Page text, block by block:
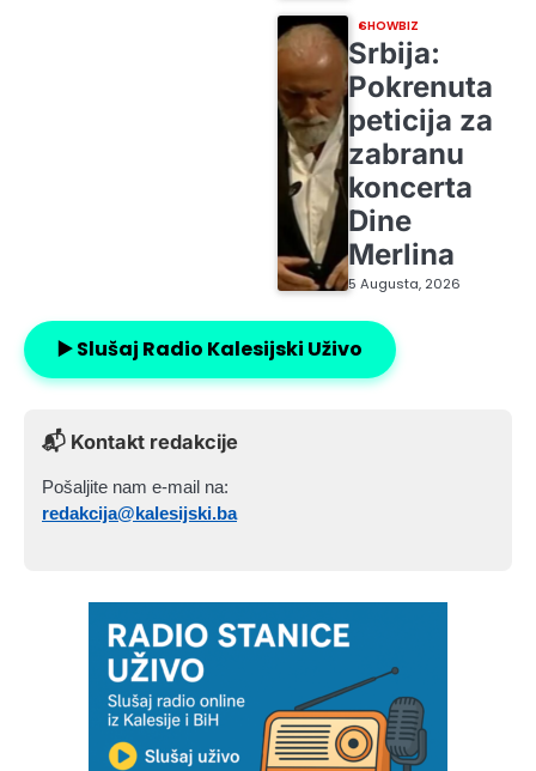
SHOWBIZ
Srbija:
Pokrenuta
peticija za
zabranu
koncerta
Dine
Merlina
5 Augusta, 2026
▶️ Slušaj Radio Kalesijski Uživo
📬 Kontakt redakcije
Pošaljite nam e-mail na:
redakcija@kalesijski.ba